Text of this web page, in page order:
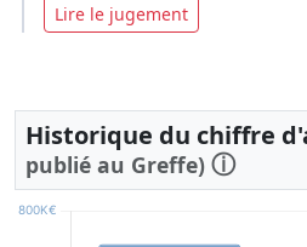
Lire le jugement
Historique du chiffre
publié au Greffe) ⓘ